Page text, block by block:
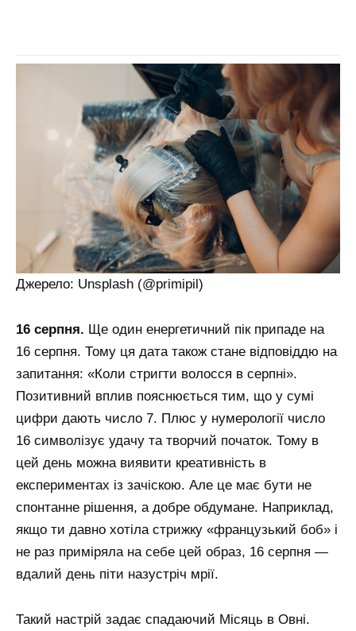
Джерело: Unsplash (@primipil)
16 серпня. Ще один енергетичний пік припаде на
16 серпня. Тому ця дата також стане відповіддю на
запитання: «Коли стригти волосся в серпні».
Позитивний вплив пояснюється тим, що у сумі
цифри дають число 7. Плюс у нумерології число
16 символізує удачу та творчий початок. Тому в
цей день можна виявити креативність в
експериментах із зачіскою. Але це має бути не
спонтанне рішення, а добре обдумане. Наприклад,
якщо ти давно хотіла стрижку «французький боб» і
не раз приміряла на себе цей образ, 16 серпня —
вдалий день піти назустріч мрії.
Такий настрій задає спадаючий Місяць в Овні.